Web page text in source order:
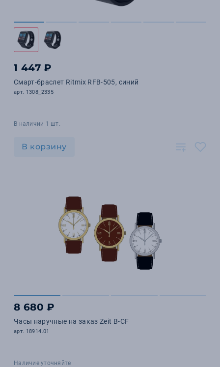
1 447 ₽
Смарт-браслет Ritmix RFB-505, синий
арт. 1308_2335
В наличии 1 шт.
В корзину
8 680 ₽
Часы наручные на заказ Zeit B-CF
арт. 18914.01
Наличие уточняйте